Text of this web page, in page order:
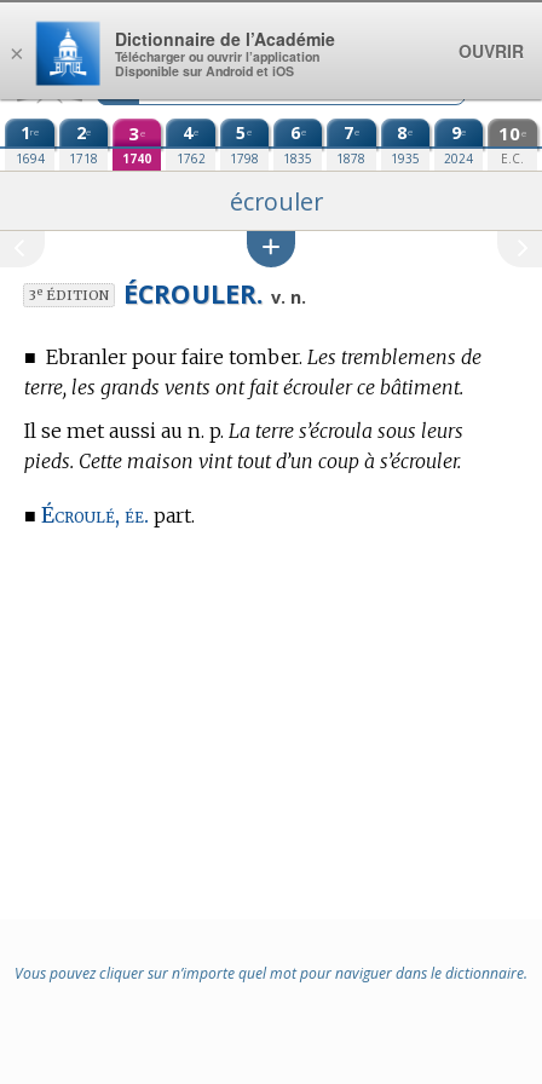
Aller au contenu
1re
1694
2e
1718
3e
1740
4e
1762
5e
1798
6e
1835
7e
1878
8e
1935
9e
2024
10e
E.C.
écrouler
3eÉDITION ÉCROULER. v. n.
■ Ebranler pour faire tomber. Les tremblemens de
terre, les grands vents ont fait écrouler ce bâtiment.
Il se met aussi au n. p. La terre s’écroula sous leurs
pieds. Cette maison vint tout d’un coup à s’écrouler.
■ Écroulé, ée. part.
Vous pouvez cliquer sur n’importe quel mot pour naviguer dans le dictionnaire.
×
Dictionnaire de l’Académie
Télécharger ou ouvrir l’application
Disponible sur Android et iOS
OUVRIR